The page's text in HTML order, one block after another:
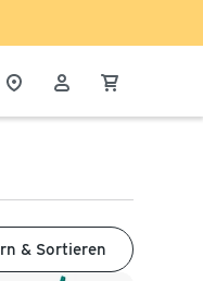
& Sortieren